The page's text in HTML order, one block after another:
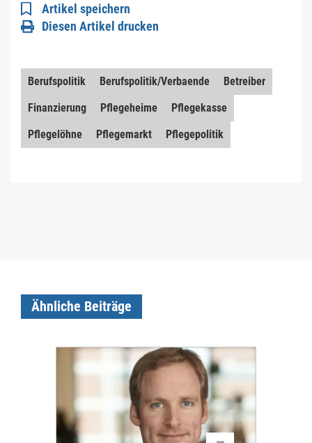
Artikel speichern
Diesen Artikel drucken
Berufspolitik Berufspolitik/Verbaende
Betreiber
Finanzierung
Pflegeheime
Pflegekasse
Pflegelöhne
Pflegemarkt Pflegepolitik
Ähnliche Beiträge